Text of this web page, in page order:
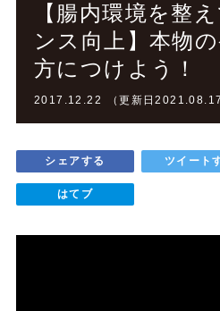
【腸内環境を整
ンス向上】本物
方につけよう！
2017.12.22 （更新日2021.08.17
シェアする ツイート
はてブ